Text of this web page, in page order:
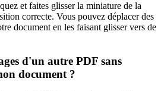
et faites glisser la miniature de la
correcte. Vous pouvez déplacer des
document en les faisant glisser vers de
d'un autre PDF sans
document ?